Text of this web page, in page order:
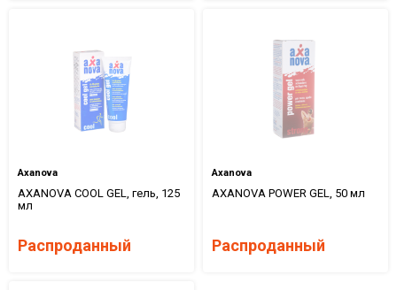
Axanova
AXANOVA COOL GEL, гель, 125
мл
Распроданный
Axanova
AXANOVA POWER GEL, 50 мл
Распроданный